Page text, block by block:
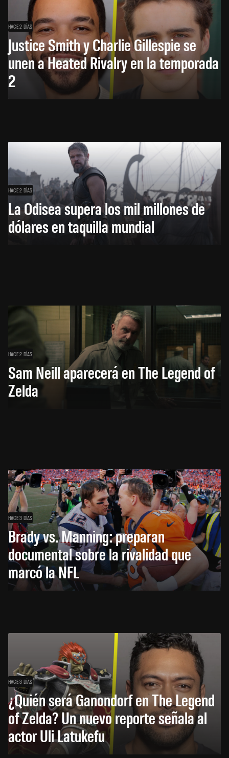
HACE 2 DÍAS
Justice Smith y Charlie Gillespie se
unen a Heated Rivalry en la temporada
2
HACE 2 DÍAS
La Odisea supera los mil millones de
dólares en taquilla mundial
HACE 2 DÍAS
Sam Neill aparecerá en The Legend of
Zelda
HACE 3 DÍAS
Brady vs. Manning: preparan
documental sobre la rivalidad que
marcó la NFL
HACE 3 DÍAS
¿Quién será Ganondorf en The Legend
of Zelda? Un nuevo reporte señala al
actor Uli Latukefu